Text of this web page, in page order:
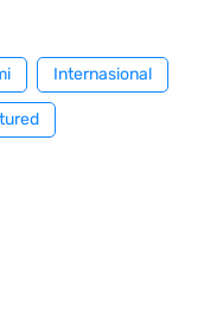
Internasional